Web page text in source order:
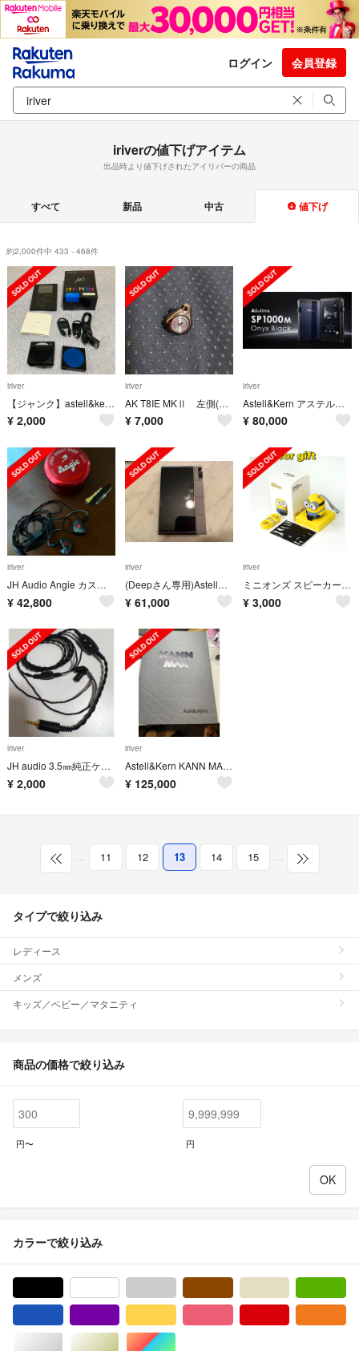
ログイン 会員登録
iriverの値下げアイテム
出品時より値下げされたアイリバーの商品
すべて 新品 中古 値下げ
約2,000件中 433 - 468件
iriver
【ジャンク】astell&kern AK10 ラブライブ！エディション 園田海未
¥ 2,000
iriver
AK T8IE MKⅡ 左側(L側)単体
¥ 7,000
iriver
Astell&Kern アステルアンドケルン SP1000M OnyxBlack
¥ 80,000
iriver
JH Audio Angie カスタムインイヤーモニター
¥ 42,800
iriver
(Deepさん専用)Astell&Kern KANN CUBE
¥ 61,000
iriver
ミニオンズ スピーカー Bluetooth
¥ 3,000
iriver
JH audio 3.5㎜純正ケーブル（4pin)
¥ 2,000
iriver
Astell&Kern KANN MAX Anthracite Grey
¥ 125,000
… 11 12 13 14 15 …
タイプで絞り込み
レディース
メンズ
キッズ／ベビー／マタニティ
商品の価格で絞り込み
円〜 円
カラーで絞り込み
シルバー/銀色系ゴールド/金色系マルチカラー